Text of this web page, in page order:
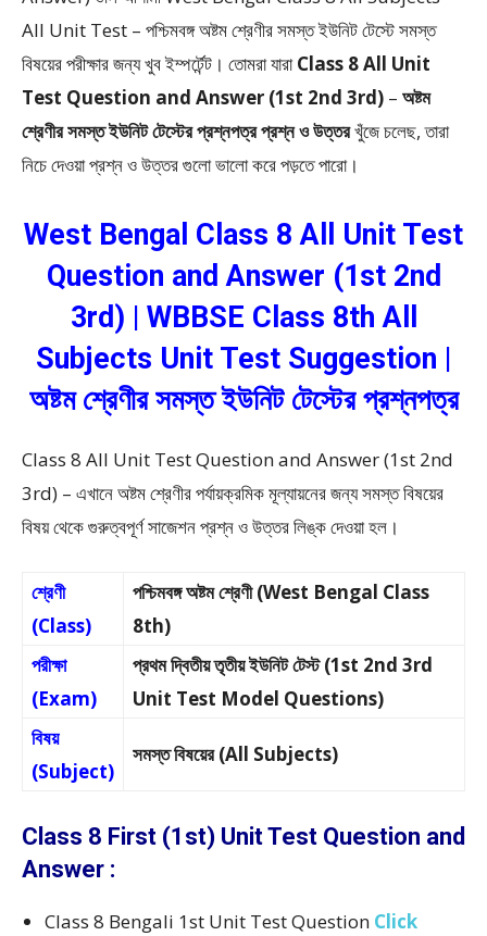
All Unit Test – পশ্চিমবঙ্গ অষ্টম শ্রেণীর সমস্ত ইউনিট টেস্টে সমস্ত
বিষয়ের পরীক্ষার জন্য খুব ইম্পর্টেন্ট। তোমরা যারাClass 8 All Unit
Test Question and Answer (1st 2nd 3rd) – অষ্টম
শ্রেণীর সমস্ত ইউনিট টেস্টের প্রশ্নপত্র প্রশ্ন ও উত্তরখুঁজে চলেছ, তারা
নিচে দেওয়া প্রশ্ন ও উত্তর গুলো ভালো করে পড়তে পারো।
West Bengal Class 8 All Unit Test
Question and Answer (1st 2nd
3rd) | WBBSE Class 8th All
Subjects Unit Test Suggestion |
অষ্টম শ্রেণীর সমস্ত ইউনিট টেস্টের প্রশ্নপত্র
Class 8 All Unit Test Question and Answer (1st 2nd
3rd) – এখানে অষ্টম শ্রেণীর পর্যায়ক্রমিক মূল্যায়নের জন্য সমস্ত বিষয়ের
বিষয় থেকে গুরুত্বপূর্ণ সাজেশন প্রশ্ন ও উত্তর লিঙ্ক দেওয়া হল।
শ্রেণী
(Class)
পশ্চিমবঙ্গ অষ্টম শ্রেণী (West Bengal Class
8th)
পরীক্ষা
(Exam)
প্রথম দ্বিতীয় তৃতীয় ইউনিট টেস্ট (1st 2nd 3rd
Unit Test Model Questions)
বিষয়
(Subject)
সমস্ত বিষয়ের (All Subjects)
Class 8 First (1st) Unit Test Question and
Answer :
Class 8 Bengali 1st Unit Test Question Click